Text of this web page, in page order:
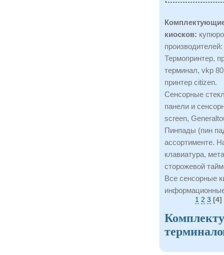
киосков:
Термопринтер,
терминал, vkp
принтер citizen.
Сенсорные
панели и
screen,
Пинпады (пин
ассортименте.
клавиатура,
сторожевой
Все сенсорные
1 2 3 [4]